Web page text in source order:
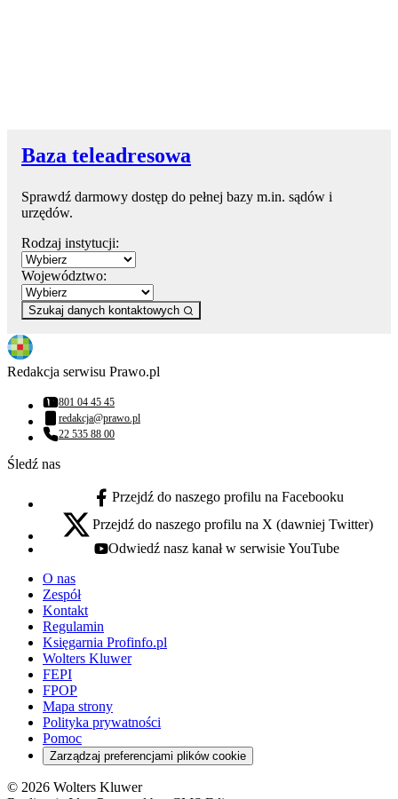
Baza teleadresowa
Sprawdź darmowy dostęp do pełnej bazy m.in. sądów i
urzędów.
Rodzaj instytucji:
Województwo:
Szukaj danych kontaktowych
Redakcja serwisu Prawo.pl
Numer telefonu:
801 04 45 45
Adres email:
redakcja@prawo.pl
Numer telefonu:
22 535 88 00
Śledź nas
facebook - otwiera się w nowej karcie
Przejdź do naszego profilu na Facebooku
x - otwiera się w nowej karcie
Przejdź do naszego profilu na X (dawniej Twitter)
youtube - otwiera się w nowej karcie
Odwiedź nasz kanał w serwisie YouTube
O nas
Zespół
Kontakt
Regulamin
Księgarnia Profinfo.pl
Wolters Kluwer
FEPI
FPOP
Mapa strony
Polityka prywatności
Pomoc
Zarządzaj preferencjami plików cookie
© 2026 Wolters Kluwer